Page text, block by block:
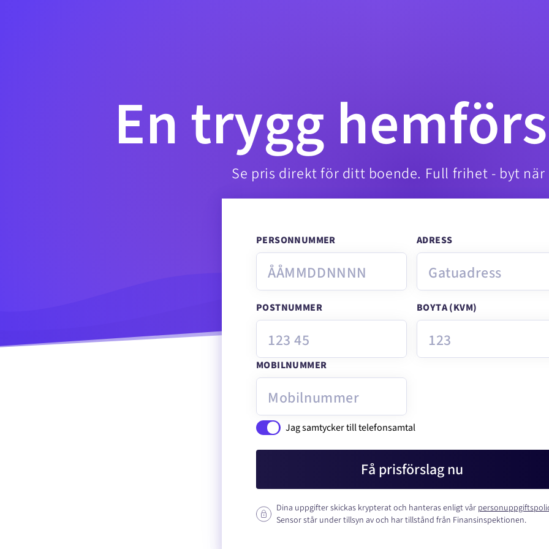
En trygg
Se pris direkt för ditt boende. Full frihet - byt
PERSONNUMMER ADRESS
POSTNUMMER BOYTA (KVM)
MOBILNUMMER
Jag samtycker till telefonsamtal
Få prisförslag nu
Dina uppgifter skickas krypterat och hanteras enligt vår
Sensor står under tillsyn av och har tillstånd från Finansinspektionen.